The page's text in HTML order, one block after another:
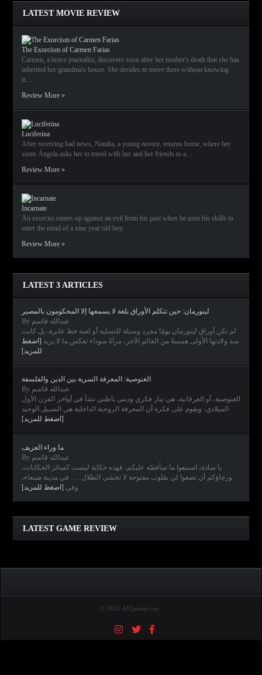
LATEST MOVIE REVIEW
The Exorcism of Carmen Farias
Carmen, a brave journalist, discovers soon after her mother's death that she has
inherited her grandma's house. She decides to move there without knowing
it…
Review More »
Luciferina
After receiving bad news, Natalia, a young novice, returns home, where her
sister Ángela asks her to travel with her and her friends to a…
Review More »
Incarnate
An exorcist comes up against an evil from his past when he uses his skills to
enter the mind of a nine year old boy.
Review More »
LATEST 3 ARTICLES
لينورمان: حين تتكلم الأوراق بلغة لا يسمعها إلا المحكومون بالمصير
By عبدالله قاسم
لم تكن أوراق لينورمان يومًا مجرد وسيلة للتسلية أو لعبة حظ عابرة، بل كانت
منذ ولادتها الأولى همسةً من العالم الآخر، مرآةً سوداء تعكس ما لا يريد [اضغط
للمزيد]
الغنوصية: المعرفة السرية بين الدين والفلسفة
By عبدالله قاسم
الغنوصية، أو العرفانية، هي تيار فكري وديني باطني نشأ في أواخر القرن الأول
الميلادي، ويقوم على فكرة أن المعرفة الروحية الداخلية هي السبيل الوحيد
[اضغط للمزيد]
ما وراء العزيف
By عبدالله قاسم
يا سادة، اسمعوا ما سأقصّه عليكم، فهذه حكاية ليست كسائر الحكايات،
ورجاؤكم أن تصغوا لي بقلوب مفتوحة لا تخشى الظلال… في مدينة صنعاء،
وفي [اضغط للمزيد]
LATEST GAME REVIEW
Clair Obscur: Expedition 33
Diablo IV
Elden Ring
Horizon Forbidden West
© 2026 AIQassem.net